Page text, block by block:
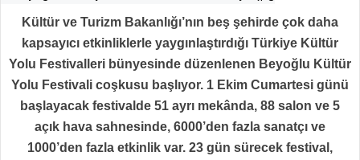
Kültür ve Turizm Bakanlığı’nın beş şehirde çok daha
kapsayıcı etkinliklerle yaygınlaştırdığı Türkiye Kültür
Yolu Festivalleri bünyesinde düzenlenen Beyoğlu Kültür
Yolu Festivali coşkusu başlıyor. 1 Ekim Cumartesi günü
başlayacak festivalde 51 ayrı mekânda, 88 salon ve 5
açık hava sahnesinde, 6000’den fazla sanatçı ve
1000’den fazla etkinlik var. 23 gün sürecek festival,